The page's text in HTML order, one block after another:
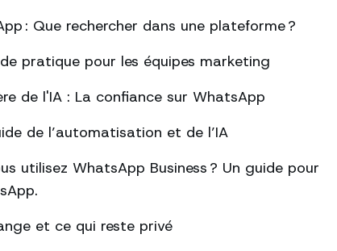
: Que rechercher dans une plateforme ?
pratique pour les équipes marketing
de l'IA : La confiance sur WhatsApp
de l’automatisation et de l’IA
utilisez WhatsApp Business ? Un guide pour
et ce qui reste privé